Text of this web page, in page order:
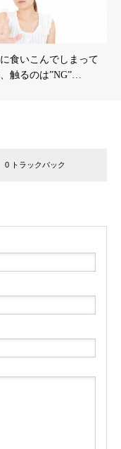
食いこんでしまって
触るのは”NG”…
0 トラックバック